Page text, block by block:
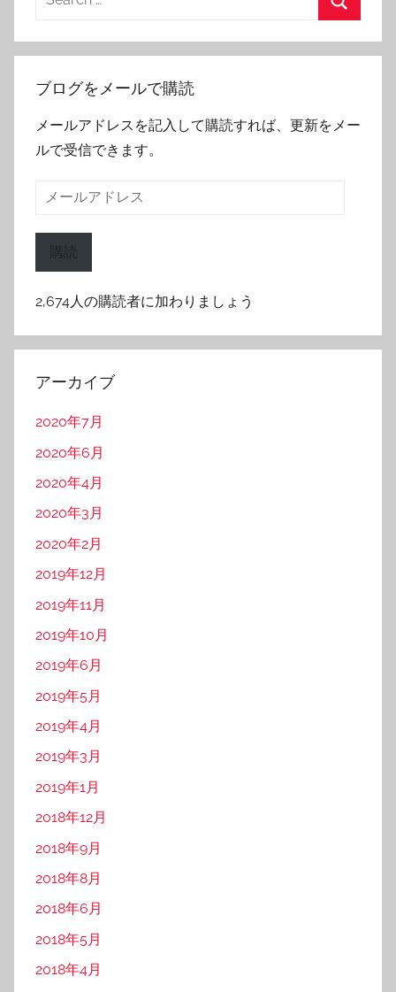
ブログをメールで購読
メールアドレスを記入して購読すれば、更新をメー
ルで受信できます。
ス
購読
2,674人の購読者に加わりましょう
アーカイブ
2020年7月
2020年6月
2020年4月
2020年3月
2020年2月
2019年12月
2019年11月
2019年10月
2019年6月
2019年5月
2019年4月
2019年3月
2019年1月
2018年12月
2018年9月
2018年8月
2018年6月
2018年5月
2018年4月